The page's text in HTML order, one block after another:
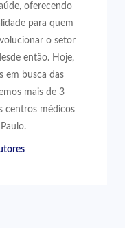
oferecendo
para quem
o setor
então. Hoje,
em busca das
mais de 3
centros médicos